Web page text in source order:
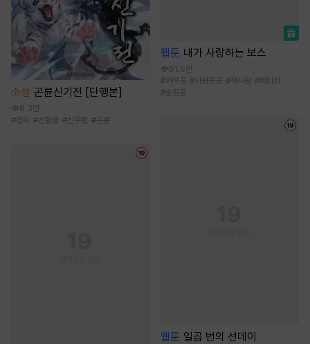
소설 곤륜신기전 [단행본]
8.3만
#정파 #선협물 #신무협 #곤륜
웹툰 내가 사랑하는 보스
61.5만
#키작공 #사랑꾼공 #짝사랑 #페티쉬
#순정공
웹툰 일곱 번의 선데이